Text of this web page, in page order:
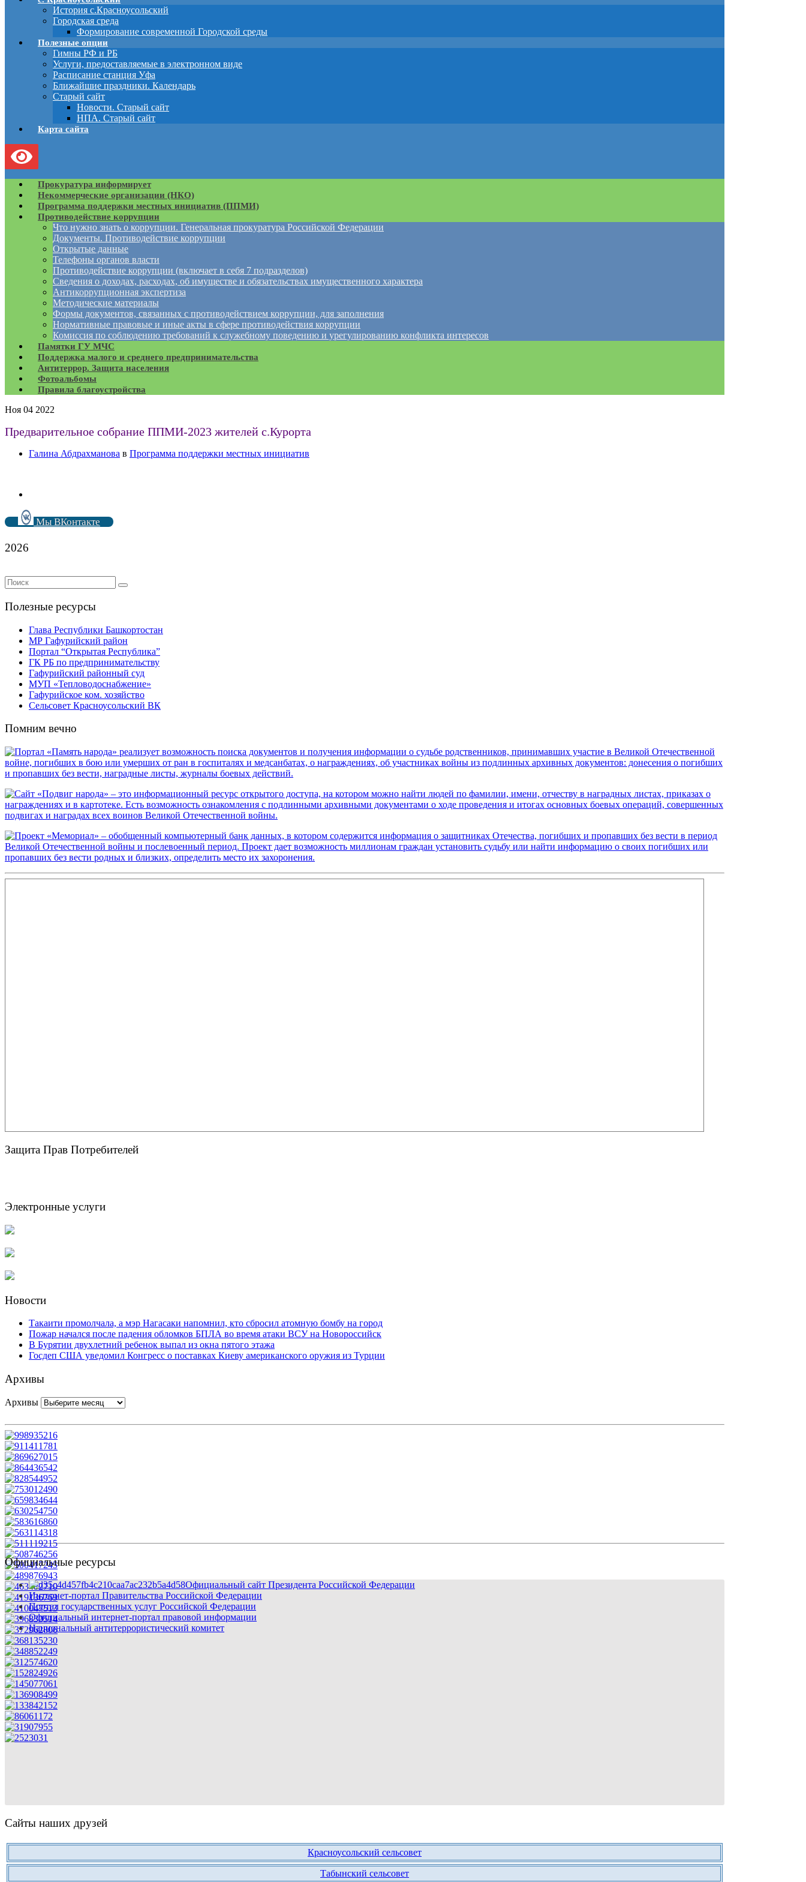
История с.Красноусольский
Городская среда
Формирование современной Городской среды
Полезные опции
Гимны РФ и РБ
Услуги, предоставляемые в электронном виде
Расписание станция Уфа
Ближайшие праздники. Календарь
Старый сайт
Новости. Старый сайт
НПА. Старый сайт
Карта сайта
Прокуратура информирует
Некоммерческие организации (НКО)
Программа поддержки местных инициатив (ППМИ)
Противодействие коррупции
Что нужно знать о коррупции. Генеральная прокуратура Российской Федерации
Документы. Противодействие коррупции
Открытые данные
Телефоны органов власти
Противодействие коррупции (включает в себя 7 подразделов)
Сведения о доходах, расходах, об имуществе и обязательствах имущественного характера
Антикоррупционная экспертиза
Методические материалы
Формы документов, связанных с противодействием коррупции, для заполнения
Нормативные правовые и иные акты в сфере противодействия коррупции
Комиссия по соблюдению требований к служебному поведению и урегулированию конфликта интересов
Памятки ГУ МЧС
Поддержка малого и среднего предпринимательства
Антитеррор. Защита населения
Фотоальбомы
Правила благоустройства
Ноя 04 2022
Предварительное собрание ППМИ-2023 жителей с.Курорта
Галина Абдрахманова в Программа поддержки местных инициатив
Мы ВКонтакте
2026
Полезные ресурсы
Глава Республики Башкортостан
МР Гафурийский район
Портал “Открытая Республика”
ГК РБ по предпринимательству
Гафурийский районный суд
МУП «Тепловодоснабжение»
Гафурийское ком. хозяйство
Сельсовет Красноусольский ВК
Помним вечно
Защита Прав Потребителей
Электронные услуги
Новости
Такаити промолчала, а мэр Нагасаки напомнил, кто сбросил атомную бомбу на город
Пожар начался после падения обломков БПЛА во время атаки ВСУ на Новороссийск
В Бурятии двухлетний ребенок выпал из окна пятого этажа
Госдеп США уведомил Конгресс о поставках Киеву американского оружия из Турции
Архивы
Архивы
Официальные ресурсы
Официальный сайт Президента Российской Федерации
Интернет-портал Правительства Российской Федерации
Портал государственных услуг Российской Федерации
Официальный интернет-портал правовой информации
Национальный антитеррористический комитет
Сайты наших друзей
Красноусольский сельсовет
Табынский сельсовет